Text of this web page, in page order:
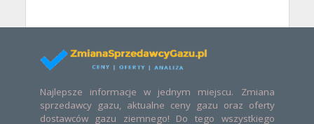
Najlepsze informacje w jednym miejscu. Zmiana
sprzedawcy gazu, aktualne ceny gazu oraz oferty
dostawców gazu ziemnego! Do tego wszystkiego